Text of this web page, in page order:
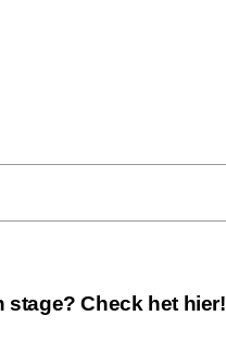
stage? Check het hier!